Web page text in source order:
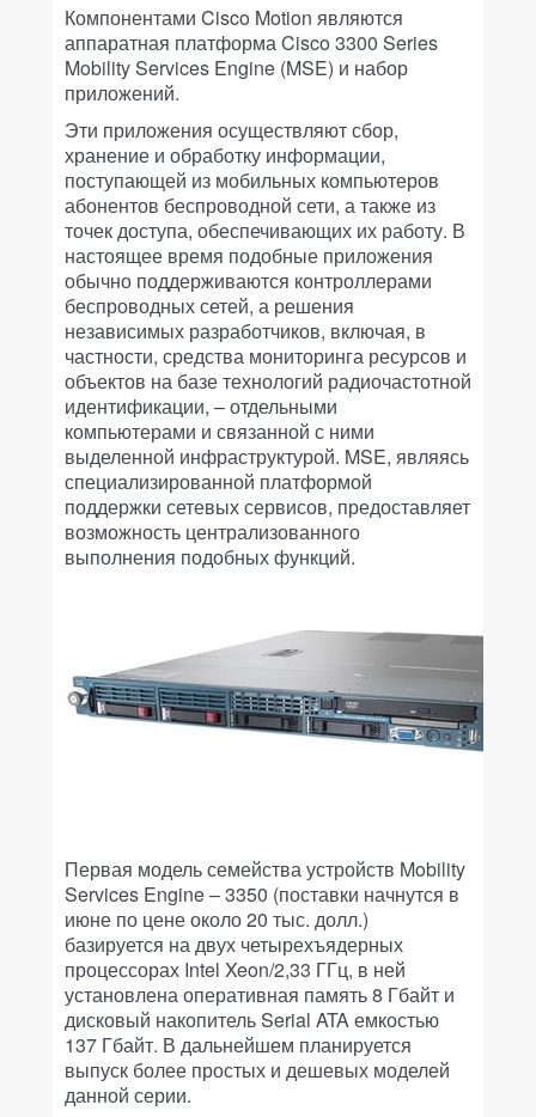
Компонентами Cisco Motion являются
аппаратная платформа Cisco 3300 Series
Mobility Services Engine (MSE) и набор
приложений.
Эти приложения осуществляют сбор,
хранение и обработку информации,
поступающей из мобильных компьютеров
абонентов беспроводной сети, а также из
точек доступа, обеспечивающих их работу. В
настоящее время подобные приложения
обычно поддерживаются контроллерами
беспроводных сетей, а решения
независимых разработчиков, включая, в
частности, средства мониторинга ресурсов и
объектов на базе технологий радиочастотной
идентификации, – отдельными
компьютерами и связанной с ними
выделенной инфраструктурой. MSE, являясь
специализированной платформой
поддержки сетевых сервисов, предоставляет
возможность централизованного
выполнения подобных функций.
Первая модель семейства устройств Mobility
Services Engine – 3350 (поставки начнутся в
июне по цене около 20 тыс. долл.)
базируется на двух четырехъядерных
процессорах Intel Xeon/2,33 ГГц, в ней
установлена оперативная память 8 Гбайт и
дисковый накопитель Serial ATA емкостью
137 Гбайт. В дальнейшем планируется
выпуск более простых и дешевых моделей
данной серии.